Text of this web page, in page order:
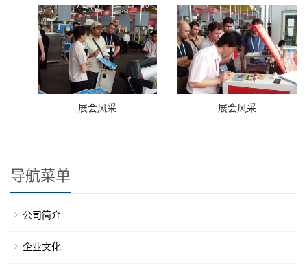
展会风采 展会风采
导航菜单
公司简介
企业文化